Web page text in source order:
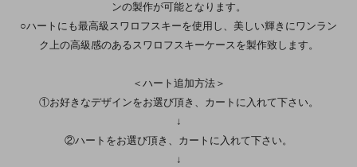
ンの製作が可能となります。
○ハートにも最高級スワロフスキーを使用し、美しい輝きにワンラン
ク上の高級感のあるスワロフスキーケースを製作致します。
＜ハート追加方法＞
①お好きなデザインをお選び頂き、カートに入れて下さい。
↓
②ハートをお選び頂き、カートに入れて下さい。
↓